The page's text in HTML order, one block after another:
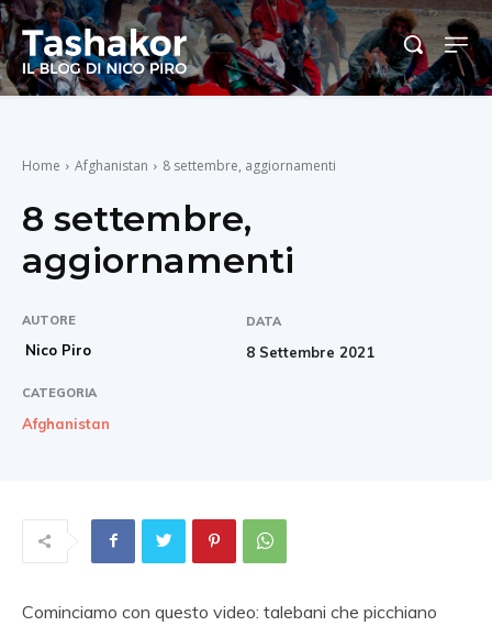
Home Afghanistan 8 settembre, aggiornamenti
8 settembre,
aggiornamenti
AUTORE
Nico Piro
DATA
8 Settembre 2021
CATEGORIA
Afghanistan
Cominciamo con questo video: talebani che picchiano